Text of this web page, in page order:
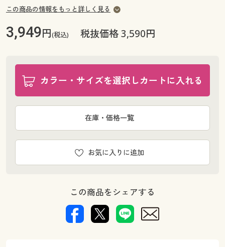
サポート
ご利用ガイド
よくある質問とお問い合わせ
ご利用ガイド
よくある質問とお問い合わせ
この商品の情報をもっと詳しく見る
3,949円(税込) 税抜価格 3,590円
カラー・サイズを選択しカートに入れる
お気に入りに追加
在庫・価格一覧
この商品をシェアする